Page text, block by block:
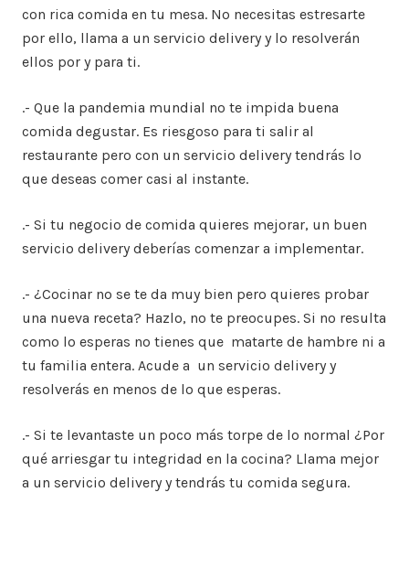
con rica comida en tu mesa. No necesitas estresarte
por ello, llama a un servicio delivery y lo resolverán
ellos por y para ti.
.- Que la pandemia mundial no te impida buena
comida degustar. Es riesgoso para ti salir al
restaurante pero con un servicio delivery tendrás lo
que deseas comer casi al instante.
.- Si tu negocio de comida quieres mejorar, un buen
servicio delivery deberías comenzar a implementar.
.- ¿Cocinar no se te da muy bien pero quieres probar
una nueva receta? Hazlo, no te preocupes. Si no resulta
como lo esperas no tienes que matarte de hambre ni a
tu familia entera. Acude a un servicio delivery y
resolverás en menos de lo que esperas.
.- Si te levantaste un poco más torpe de lo normal ¿Por
qué arriesgar tu integridad en la cocina? Llama mejor
a un servicio delivery y tendrás tu comida segura.